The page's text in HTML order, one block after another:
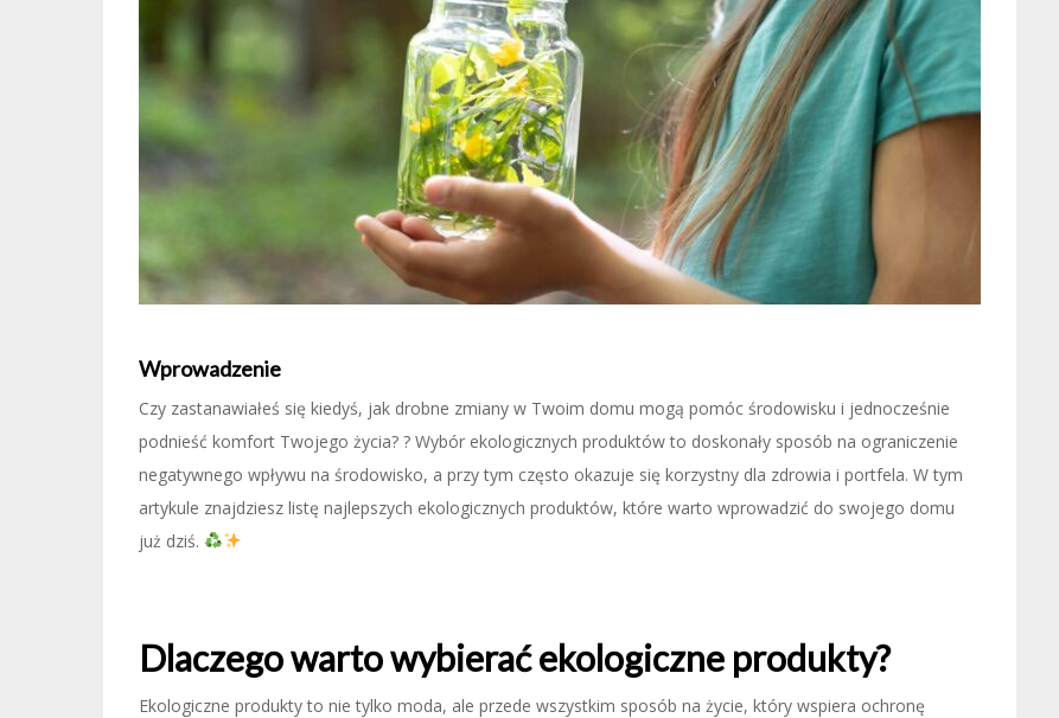
Wprowadzenie
Czy zastanawiałeś się kiedyś, jak drobne zmiany w Twoim domu mogą pomóc środowisku i jednocześnie
podnieść komfort Twojego życia? ? Wybór ekologicznych produktów to doskonały sposób na ograniczenie
negatywnego wpływu na środowisko, a przy tym często okazuje się korzystny dla zdrowia i portfela. W tym
artykule znajdziesz listę najlepszych ekologicznych produktów, które warto wprowadzić do swojego domu
już dziś.
Dlaczego warto wybierać ekologiczne produkty?
Ekologiczne produkty to nie tylko moda, ale przede wszystkim sposób na życie, który wspiera ochronę